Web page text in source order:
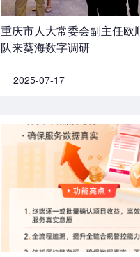
重庆市人大常委会副主任欧
队来葵海数字调研
2025-07-17